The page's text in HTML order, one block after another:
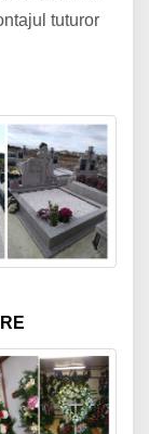
tuturor